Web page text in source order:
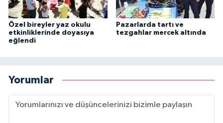
Özel bireyler yaz okulu
etkinliklerinde doyasıya
eğlendi
Pazarlarda tartı ve
tezgahlar mercek altında
Yorumlar